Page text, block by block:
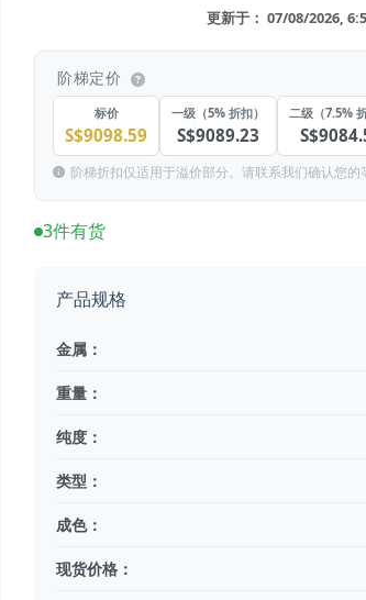
更新于： 07/08/2026,
阶梯定价
标价
S$9098.59
一级（5% 折扣）
S$9089.23
二级（7.5% 折
阶梯折扣仅适用于溢价部分。请联系我们确认您的
3件有货
产品规格
金属：
重量：
纯度：
类型：
成色：
现货价格：